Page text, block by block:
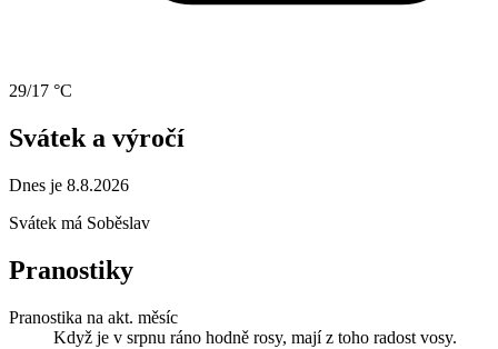
29/17 °C
Svátek a výročí
Dnes je 8.8.2026
Svátek má Soběslav
Pranostiky
Pranostika na akt. měsíc
Když je v srpnu ráno hodně rosy, mají z toho radost vosy.